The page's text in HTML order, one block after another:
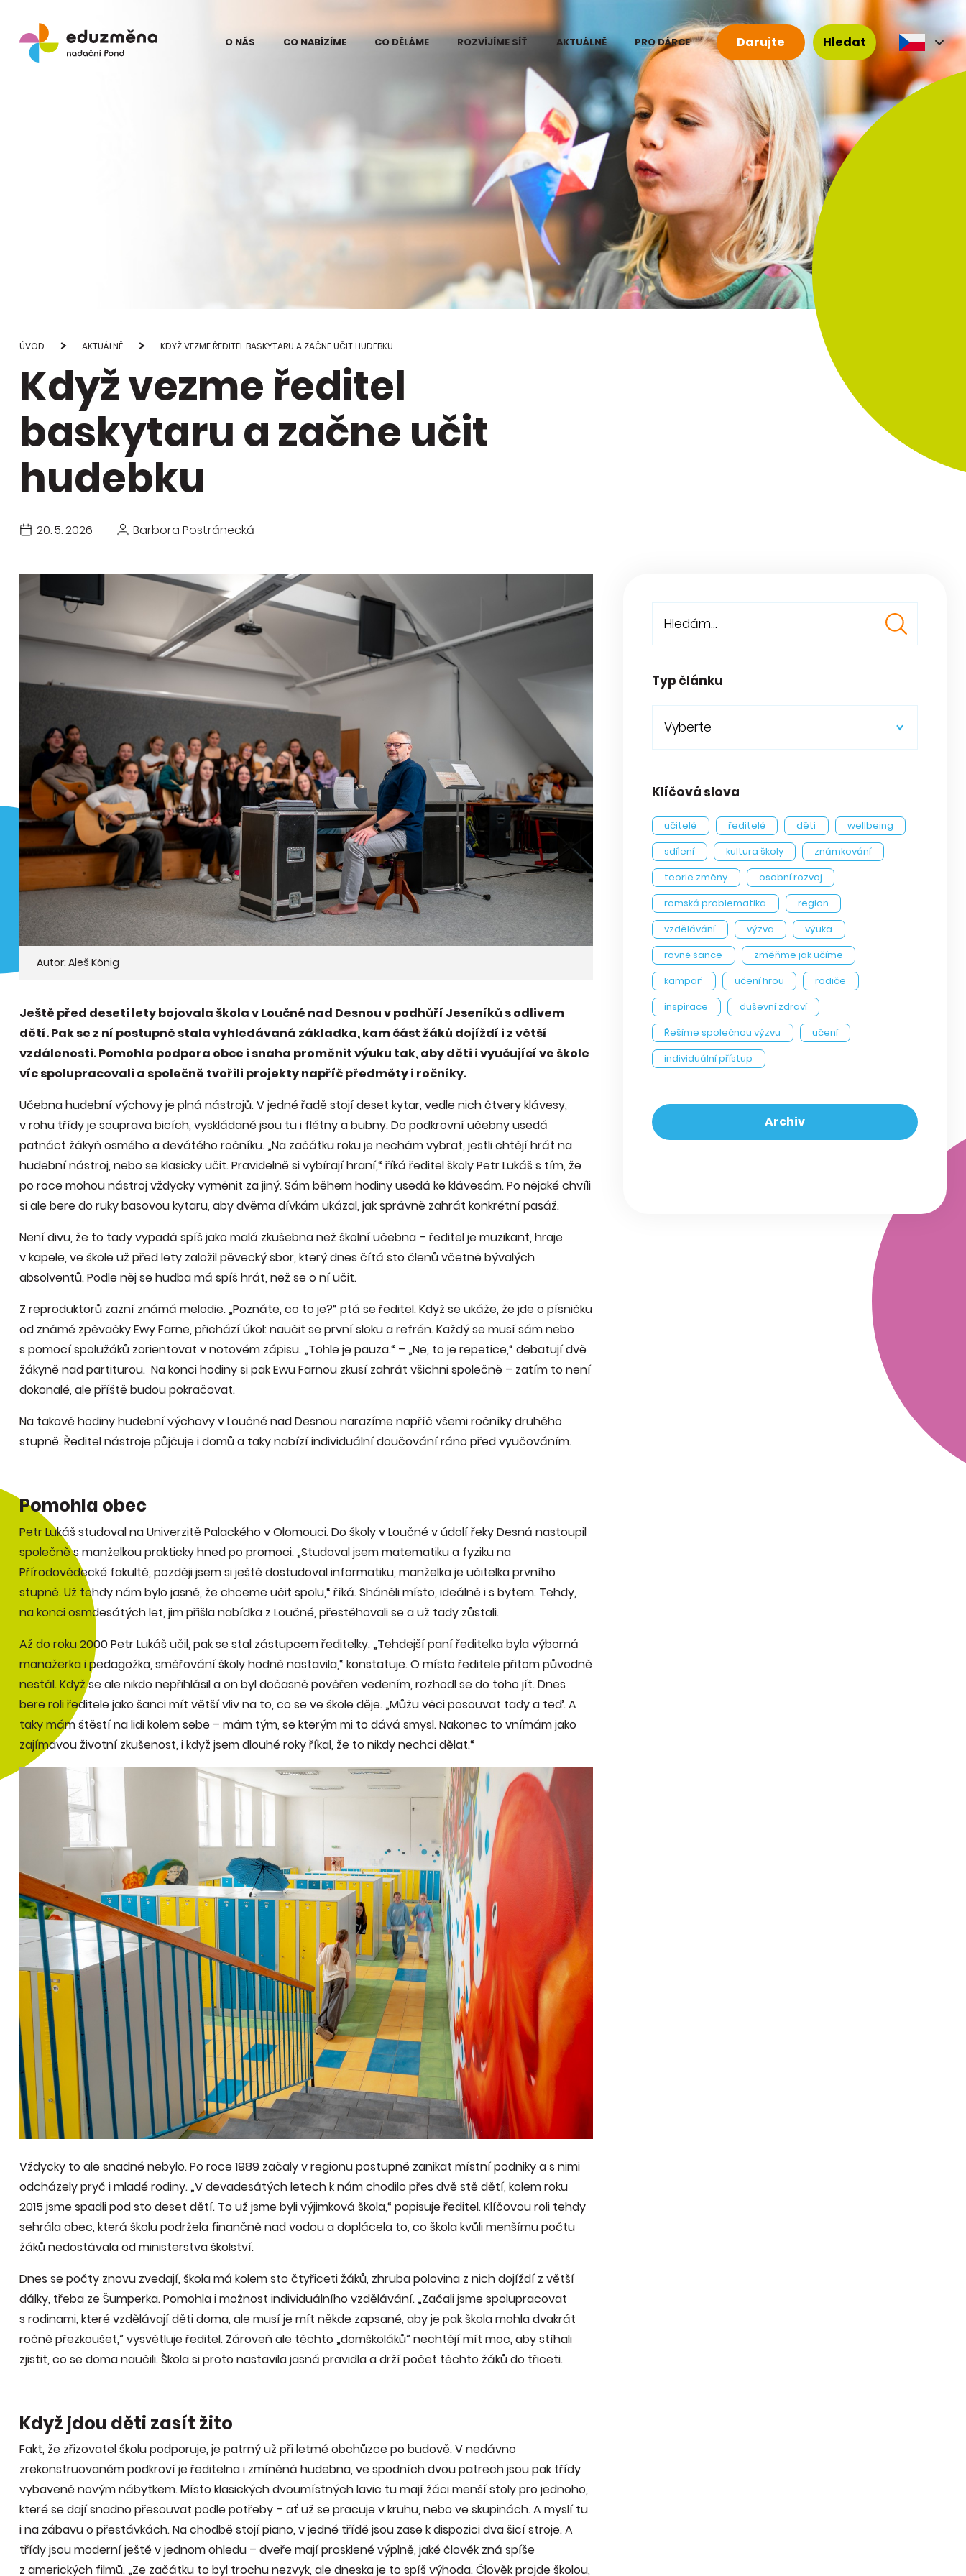
O NÁS CO NABÍZÍME
Eduzměny
Evaluace pilotního
projektu Eduzměna
Stručné informace
průvodci škol
Publikace Mapa
změny
CO DĚLÁME
Kde vidíme problém
Projekt Eduzměna
Co děláme na
Kutnohorsku
Šumpersko-
Zábřežsku
Měníme postoj ke
Koordinace dárců
ROZVÍJÍME SÍŤ AKTUÁLNĚ PRO DÁRCE Darujte Hledat
ÚVOD AKTUÁLNĚ KDYŽ VEZME ŘEDITEL BASKYTARU A ZAČNE UČIT HUDEBKU
Když vezme ředitel
baskytaru a začne učit
hudebku
20. 5. 2026 Barbora Postránecká
Autor: Aleš König
Ještě před deseti lety bojovala škola v Loučné nad Desnou v podhůří Jeseníků s odlivem
dětí. Pak se z ní postupně stala vyhledávaná základka, kam část žáků dojíždí i z větší
vzdálenosti. Pomohla podpora obce i snaha proměnit výuku tak, aby děti i vyučující ve škole
víc spolupracovali a společně tvořili projekty napříč předměty i ročníky.
Učebna hudební výchovy je plná nástrojů. V jedné řadě stojí deset kytar, vedle nich čtvery klávesy,
v rohu třídy je souprava bicích, vyskládané jsou tu i flétny a bubny. Do podkrovní učebny usedá
patnáct žákyň osmého a devátého ročníku. „Na začátku roku je nechám vybrat, jestli chtějí hrát na
hudební nástroj, nebo se klasicky učit. Pravidelně si vybírají hraní,“ říká ředitel školy Petr Lukáš s tím, že
po roce mohou nástroj vždycky vyměnit za jiný. Sám během hodiny usedá ke klávesám. Po nějaké chvíli
si ale bere do ruky basovou kytaru, aby dvěma dívkám ukázal, jak správně zahrát konkrétní pasáž.
Není divu, že to tady vypadá spíš jako malá zkušebna než školní učebna – ředitel je muzikant, hraje
v kapele, ve škole už před lety založil pěvecký sbor, který dnes čítá sto členů včetně bývalých
absolventů. Podle něj se hudba má spíš hrát, než se o ní učit.
Z reproduktorů zazní známá melodie. „Poznáte, co to je?“ ptá se ředitel. Když se ukáže, že jde o písničku
od známé zpěvačky Ewy Farne, přichází úkol: naučit se první sloku a refrén. Každý se musí sám nebo
s pomocí spolužáků zorientovat v notovém zápisu. „Tohle je pauza.“ – „Ne, to je repetice,“ debatují dvě
žákyně nad partiturou. Na konci hodiny si pak Ewu Farnou zkusí zahrát všichni společně – zatím to není
dokonalé, ale příště budou pokračovat.
Na takové hodiny hudební výchovy v Loučné nad Desnou narazíme napříč všemi ročníky druhého
stupně. Ředitel nástroje půjčuje i domů a taky nabízí individuální doučování ráno před vyučováním.
Pomohla obec
Petr Lukáš studoval na Univerzitě Palackého v Olomouci. Do školy v Loučné v údolí řeky Desná nastoupil
společně s manželkou prakticky hned po promoci. „Studoval jsem matematiku a fyziku na
Přírodovědecké fakultě, později jsem si ještě dostudoval informatiku, manželka je učitelka prvního
stupně. Už tehdy nám bylo jasné, že chceme učit spolu,“ říká. Sháněli místo, ideálně i s bytem. Tehdy,
na konci osmdesátých let, jim přišla nabídka z Loučné, přestěhovali se a už tady zůstali.
Až do roku 2000 Petr Lukáš učil, pak se stal zástupcem ředitelky. „Tehdejší paní ředitelka byla výborná
manažerka i pedagožka, směřování školy hodně nastavila,“ konstatuje. O místo ředitele přitom původně
nestál. Když se ale nikdo nepřihlásil a on byl dočasně pověřen vedením, rozhodl se do toho jít. Dnes
bere roli ředitele jako šanci mít větší vliv na to, co se ve škole děje. „Můžu věci posouvat tady a teď. A
taky mám štěstí na lidi kolem sebe – mám tým, se kterým mi to dává smysl. Nakonec to vnímám jako
zajímavou životní zkušenost, i když jsem dlouhé roky říkal, že to nikdy nechci dělat.“
Vždycky to ale snadné nebylo. Po roce 1989 začaly v regionu postupně zanikat místní podniky a s nimi
odcházely pryč i mladé rodiny. „V devadesátých letech k nám chodilo přes dvě stě dětí, kolem roku
2015 jsme spadli pod sto deset dětí. To už jsme byli výjimková škola,“ popisuje ředitel. Klíčovou roli tehdy
sehrála obec, která školu podržela finančně nad vodou a doplácela to, co škola kvůli menšímu počtu
žáků nedostávala od ministerstva školství.
Dnes se počty znovu zvedají, škola má kolem sto čtyřiceti žáků, zhruba polovina z nich dojíždí z větší
dálky, třeba ze Šumperka. Pomohla i možnost individuálního vzdělávání. „Začali jsme spolupracovat
s rodinami, které vzdělávají děti doma, ale musí je mít někde zapsané, aby je pak škola mohla dvakrát
ročně přezkoušet,” vysvětluje ředitel. Zároveň ale těchto „domškoláků” nechtějí mít moc, aby stíhali
zjistit, co se doma naučili. Škola si proto nastavila jasná pravidla a drží počet těchto žáků do třiceti.
Když jdou děti zasít žito
Fakt, že zřizovatel školu podporuje, je patrný už při letmé obchůzce po budově. V nedávno
zrekonstruovaném podkroví je ředitelna i zmíněná hudebna, ve spodních dvou patrech jsou pak třídy
vybavené novým nábytkem. Místo klasických dvoumístných lavic tu mají žáci menší stoly pro jednoho,
které se dají snadno přesouvat podle potřeby – ať už se pracuje v kruhu, nebo ve skupinách. A myslí tu
i na zábavu o přestávkách. Na chodbě stojí piano, v jedné třídě jsou zase k dispozici dva šicí stroje. A
třídy jsou moderní ještě v jednom ohledu – dveře mají prosklené výplně, jaké člověk zná spíše
z amerických filmů. „Ze začátku to byl trochu nezvyk, ale dneska je to spíš výhoda. Člověk projde školou,
Typ článku
Vyberte
Klíčová slova
učitelé ředitelé děti
wellbeing
sdílení
kultura školy
známkování
teorie změny
osobní rozvoj
romská problematika
region
vzdělávání
výzva
výuka
rovné šance
změňme jak učíme
kampaň
učení hrou
rodiče
inspirace
duševní zdraví
Řešíme společnou výzvu
učení
individuální přístup
Archiv